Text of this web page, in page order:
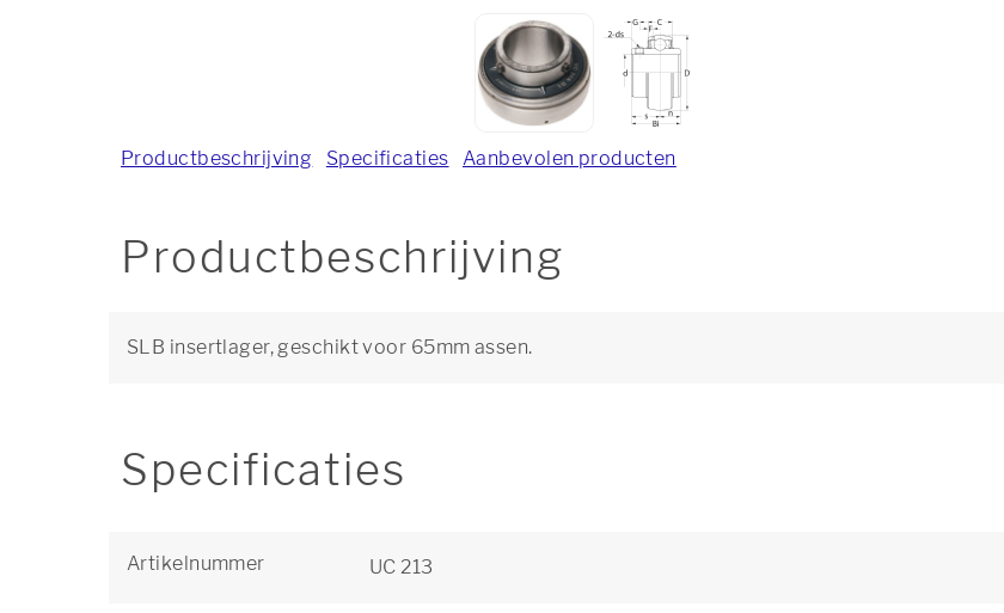
Productbeschrijving Specificaties Aanbevolen producten
Productbeschrijving
SLB insertlager, geschikt voor 65mm assen.
Specificaties
Artikelnummer UC 213